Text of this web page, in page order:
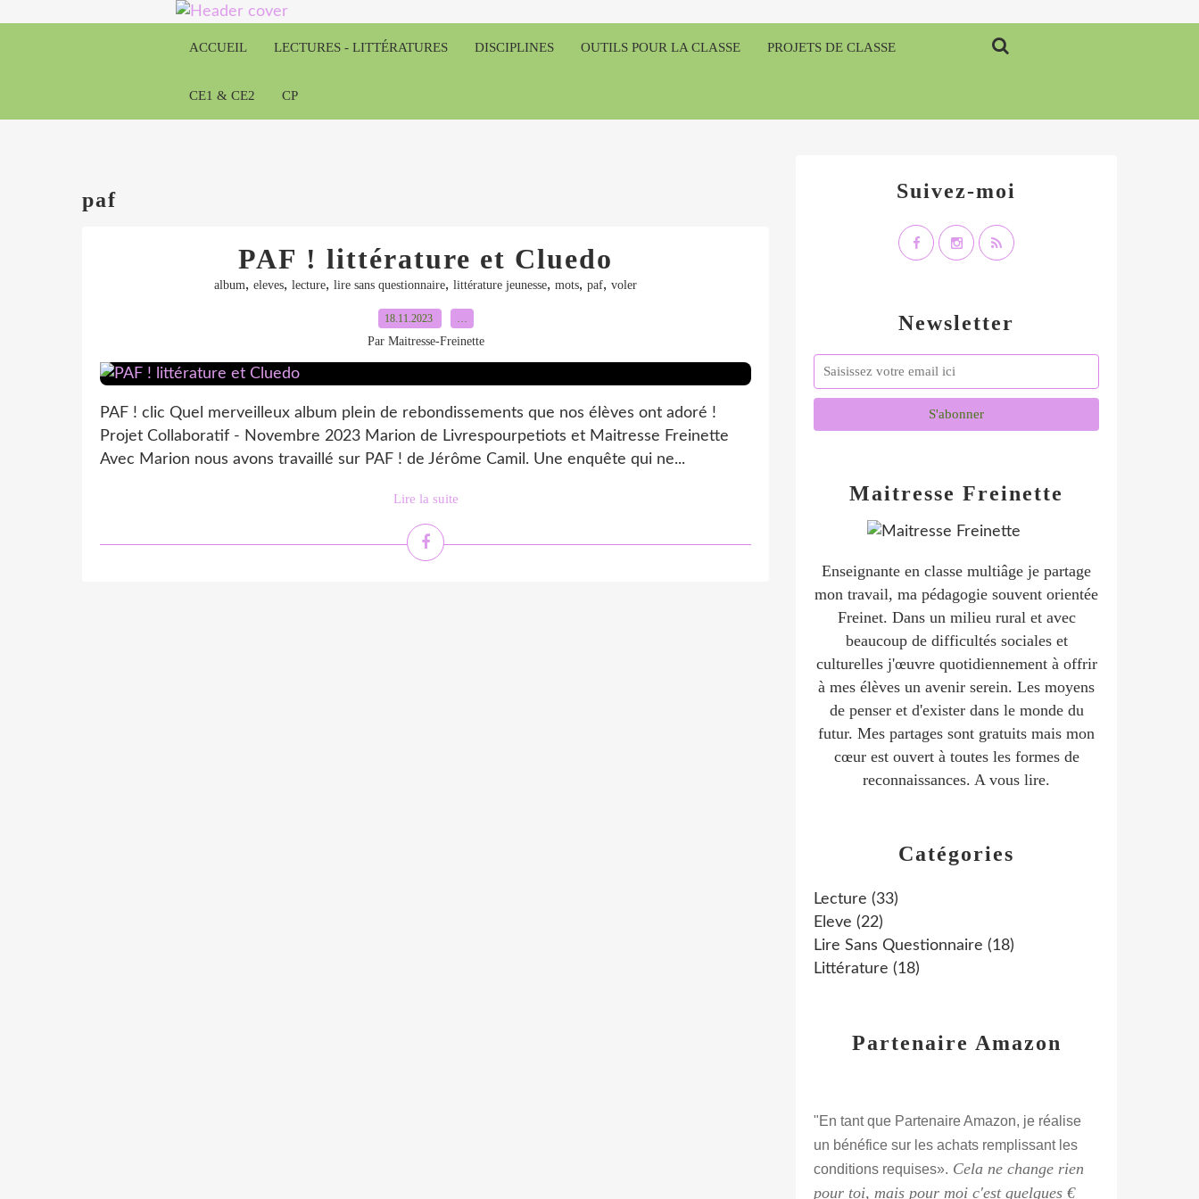
ACCUEIL LECTURES - LITTÉRATURES DISCIPLINES OUTILS POUR LA CLASSE PROJETS DE CLASSE
CE1 & CE2 CP
paf
PAF ! littérature et Cluedo
album, eleves, lecture, lire sans questionnaire, littérature jeunesse, mots, paf, voler
18.11.2023 …
Par Maitresse-Freinette
PAF ! clic Quel merveilleux album plein de rebondissements que nos élèves ont adoré !
Projet Collaboratif - Novembre 2023 Marion de Livrespourpetiots et Maitresse Freinette
Avec Marion nous avons travaillé sur PAF ! de Jérôme Camil. Une enquête qui ne...
Lire la suite
Newsletter
Catégories
Lecture (33)
Eleve (22)
Lire Sans Questionnaire (18)
Littérature (18)
Maitresse Freinette
Enseignante en classe multiâge je partage
mon travail, ma pédagogie souvent orientée
Freinet. Dans un milieu rural et avec
beaucoup de difficultés sociales et
culturelles j'œuvre quotidiennement à offrir
à mes élèves un avenir serein. Les moyens
de penser et d'exister dans le monde du
futur. Mes partages sont gratuits mais mon
cœur est ouvert à toutes les formes de
reconnaissances. A vous lire.
Suivez-moi
Partenaire Amazon
"En tant que Partenaire Amazon, je réalise
un bénéfice sur les achats remplissant les
conditions requises». Cela ne change rien
pour toi, mais pour moi c'est quelques €